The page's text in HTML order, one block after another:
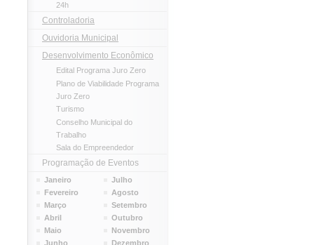
24h
Controladoria
Ouvidoria Municipal
Desenvolvimento Econômico
Edital Programa Juro Zero
Plano de Viabilidade Programa
Juro Zero
Turismo
Conselho Municipal do
Trabalho
Sala do Empreendedor
Programação de Eventos
Janeiro
Fevereiro
Março
Abril
Maio
Junho
Julho
Agosto
Setembro
Outubro
Novembro
Dezembro